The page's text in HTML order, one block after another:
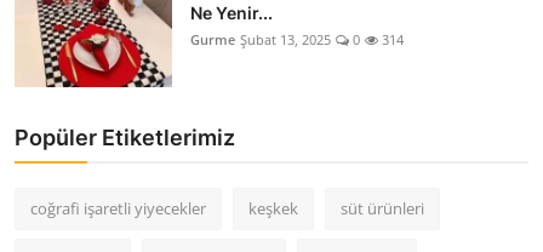
Ne Yenir...
Gurme Şubat 13, 2025 0 314
Popüler Etiketlerimiz
coğrafi işaretli yiyecekler keşkek süt ürünleri